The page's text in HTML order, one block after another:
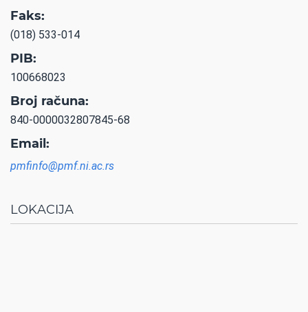
Faks:
(018) 533-014
PIB:
100668023
Broj računa:
840-0000032807845-68
Email:
pmfinfo@pmf.ni.ac.rs
LOKACIJA